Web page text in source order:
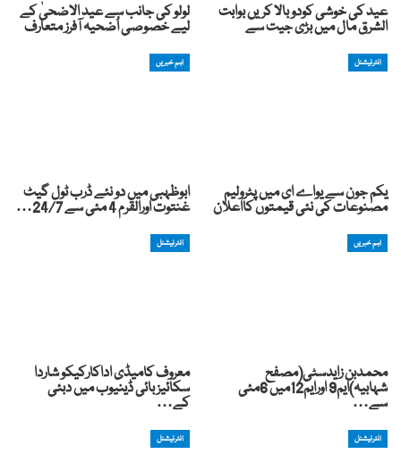
عید کی خوشی کودوبالا کریں بوابت
الشرق مال میں بڑی جیت سے
لولو کی جانب سے عید الاضحیٰ کے
لیے خصوصی اُضحیہ آفرز متعارف
انٹرنیشنل
یکم جون سے یواے ای میں پٹرولیم
مصنوعات کی نئی قیمتوں کااعلان
اہم خبریں
ابوظہبی میں دو نئے ڈرب ٹول گیٹ
غنتوت اورالقرم 4 مئی سے 24/7…
اہم خبریں
محمدبن زایدسٹی(مصفح
شہابیہ)ایم9 اورایم12میں 6مئی
سے…
انٹرنیشنل
معروف کامیڈی اداکارکیکو شاردا
سکائیز بائی ڈینیوب میں دبئی
کے…
انٹرنیشنل انٹرنیشنل